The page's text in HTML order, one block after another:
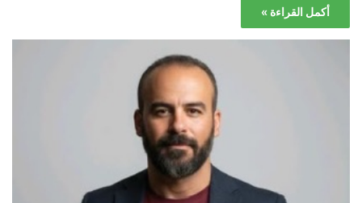
أكمل القراءة »